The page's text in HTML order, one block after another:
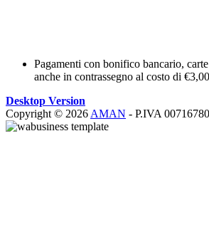
Pagamenti con bonifico bancario,
anche in contrassegno al costo di
Desktop Version
Copyright © 2026 AMAN - P.IVA